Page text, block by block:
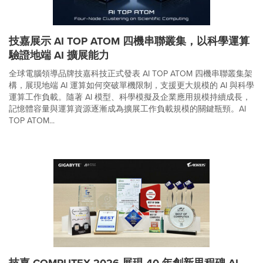
技嘉展示 AI TOP ATOM 四機串聯叢集，以科學運算
驗證地端 AI 擴展能力
全球電腦領導品牌技嘉科技正式發表 AI TOP ATOM 四機串聯叢集架
構，展現地端 AI 運算如何突破單機限制，支援更大規模的 AI 與科學
運算工作負載。隨著 AI 模型、科學模擬及企業應用規模持續成長，
記憶體容量與運算資源逐漸成為擴展工作負載規模的關鍵瓶頸。AI
TOP ATOM...